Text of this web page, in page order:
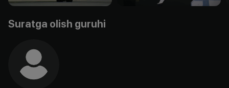
Suratga olish guruhi